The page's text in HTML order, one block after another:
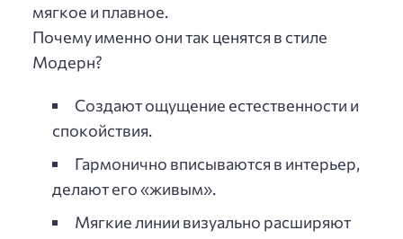
мягкое и плавное.
Почему именно они так ценятся в стиле
Модерн?
Создают ощущение естественности и
спокойствия.
Гармонично вписываются в интерьер,
делают его «живым».
Мягкие линии визуально расширяют